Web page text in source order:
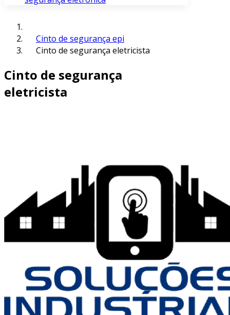
Cinto de segurança epi
Cinto de segurança eletricista
Cinto de segurança
eletricista